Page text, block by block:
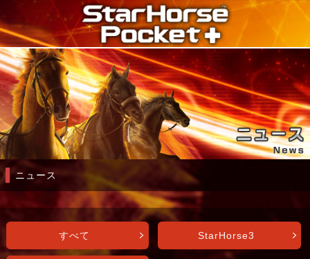
ニュース
すべて StarHorse3